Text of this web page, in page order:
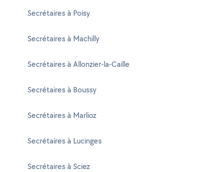
Secrétaires à Poisy
Secrétaires à Machilly
Secrétaires à Allonzier-la-Caille
Secrétaires à Boussy
Secrétaires à Marlioz
Secrétaires à Lucinges
Secrétaires à Sciez